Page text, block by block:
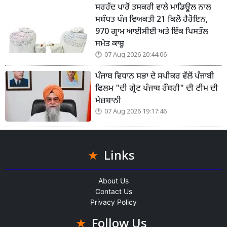
ਸਰਹੱਦ ਪਾਰੋਂ ਤਸਕਰੀ ਵਾਲੇ ਮਾਡਿਊਲ ਨਾਲ
ਸਬੰਧਤ ਪੰਜ ਵਿਅਕਤੀ 21 ਕਿਲੋ ਹੈਰੋਇਨ,
970 ਗ੍ਰਾਮ ਆਈਸੀਈ ਅਤੇ ਇੱਕ ਪਿਸਤੌਲ
ਸਮੇਤ ਕਾਬੂ
07 Aug 2026 20:44:06
ਪੰਜਾਬ ਵਿਧਾਨ ਸਭਾ ਦੇ ਸਪੀਕਰ ਵੱਲੋਂ ਪੰਜਾਬੀ
ਫਿਲਮ "ਦੀ ਗ੍ਰੇਟ ਪੰਜਾਬ ਰੌਬਰੀ" ਦੀ ਟੀਮ ਦੀ
ਮੇਜ਼ਬਾਨੀ
07 Aug 2026 19:17:46
Links
About Us
Contact Us
Privacy Policy